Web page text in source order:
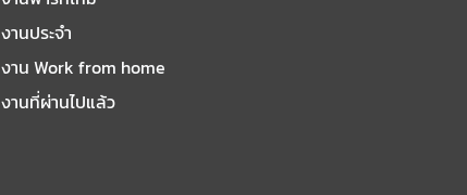
งานประจำ
งาน Work from home
งานที่ผ่านไปแล้ว